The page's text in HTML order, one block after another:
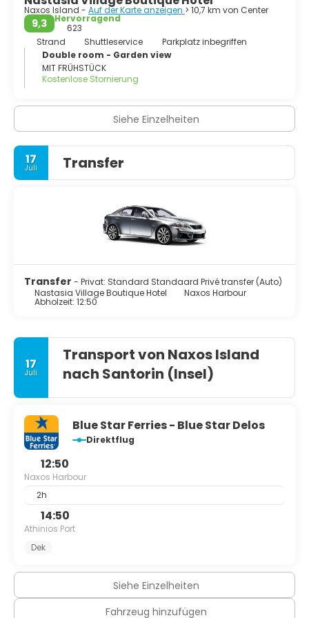
Naxos Island - Auf der Karte anzeigen > 10,7 km von Center
9,3
Hervorragend
623
Strand
Shuttleservice
Parkplatz inbegriffen
Double room - Garden view
MIT FRÜHSTÜCK
Kostenlose Stornierung
Siehe Einzelheiten
17
Juli Transfer
Transfer - Privat: Standard Standaard Privé transfer (Auto)
Nastasia Village Boutique Hotel
Naxos Harbour
Abholzeit: 12:50
17
Juli
Transport von Naxos Island
nach Santorin (Insel)
Blue Star Ferries - Blue Star Delos
Direktflug
12:50
Naxos Harbour
2h
14:50
Athinios Port
Dek
Siehe Einzelheiten
Fahrzeug hinzufügen